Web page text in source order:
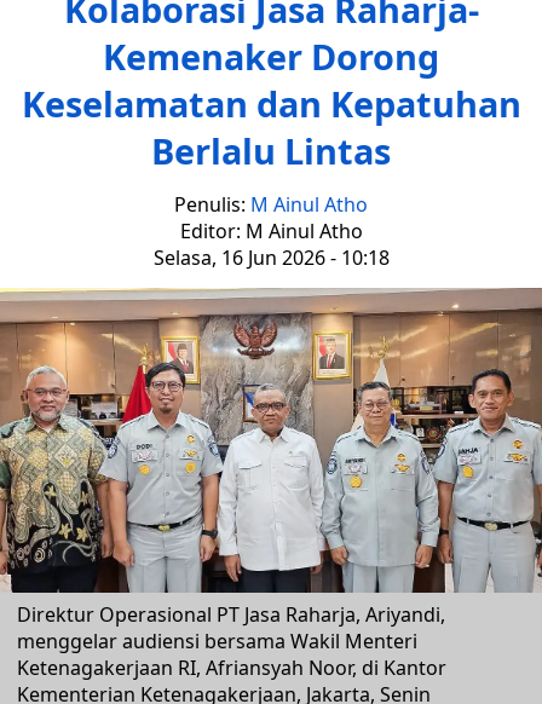
Kemenaker Dorong
Keselamatan dan Kepatuhan
Berlalu Lintas
Penulis: M Ainul Atho
Editor: M Ainul Atho
Selasa, 16 Jun 2026 - 10:18
Direktur Operasional PT Jasa Raharja, Ariyandi,
menggelar audiensi bersama Wakil Menteri
Ketenagakerjaan RI, Afriansyah Noor, di Kantor
Kementerian Ketenagakerjaan, Jakarta, Senin